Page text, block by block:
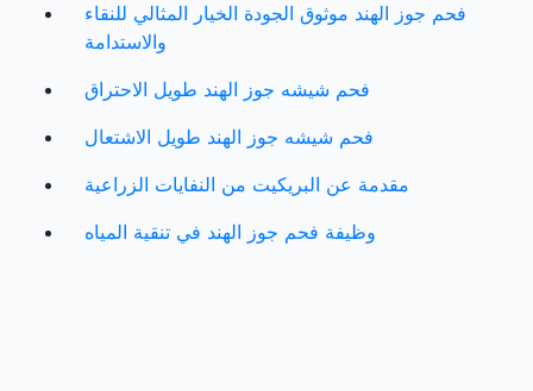
فحم جوز الهند موثوق الجودة الخيار المثالي للنقاء
والاستدامة
فحم شيشه جوز الهند طويل الاحتراق
فحم شيشه جوز الهند طويل الاشتعال
مقدمة عن البريكيت من النفايات الزراعية
وظيفة فحم جوز الهند في تنقية المياه